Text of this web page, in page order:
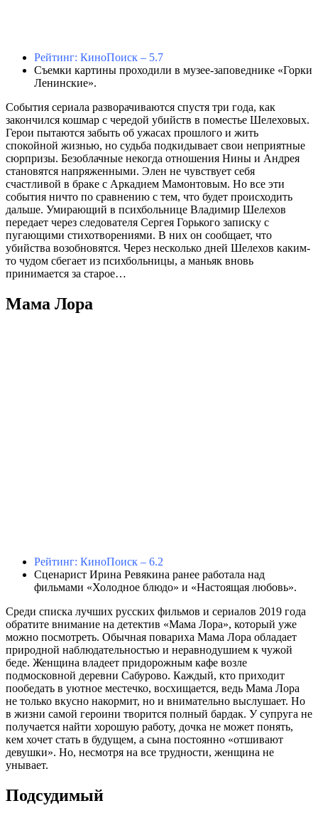
Рейтинг: КиноПоиск – 5.7
Съемки картины проходили в музее-заповеднике «Горки
Ленинские».
События сериала разворачиваются спустя три года, как
закончился кошмар с чередой убийств в поместье Шелеховых.
Герои пытаются забыть об ужасах прошлого и жить
спокойной жизнью, но судьба подкидывает свои неприятные
сюрпризы. Безоблачные некогда отношения Нины и Андрея
становятся напряженными. Элен не чувствует себя
счастливой в браке с Аркадием Мамонтовым. Но все эти
события ничто по сравнению с тем, что будет происходить
дальше. Умирающий в психбольнице Владимир Шелехов
передает через следователя Сергея Горького записку с
пугающими стихотворениями. В них он сообщает, что
убийства возобновятся. Через несколько дней Шелехов каким-
то чудом сбегает из психбольницы, а маньяк вновь
принимается за старое…
Мама Лора
Рейтинг: КиноПоиск – 6.2
Сценарист Ирина Ревякина ранее работала над
фильмами «Холодное блюдо» и «Настоящая любовь».
Среди списка лучших русских фильмов и сериалов 2019 года
обратите внимание на детектив «Мама Лора», который уже
можно посмотреть. Обычная повариха Мама Лора обладает
природной наблюдательностью и неравнодушием к чужой
беде. Женщина владеет придорожным кафе возле
подмосковной деревни Сабурово. Каждый, кто приходит
пообедать в уютное местечко, восхищается, ведь Мама Лора
не только вкусно накормит, но и внимательно выслушает. Но
в жизни самой героини творится полный бардак. У супруга не
получается найти хорошую работу, дочка не может понять,
кем хочет стать в будущем, а сына постоянно «отшивают
девушки». Но, несмотря на все трудности, женщина не
унывает.
Подсудимый